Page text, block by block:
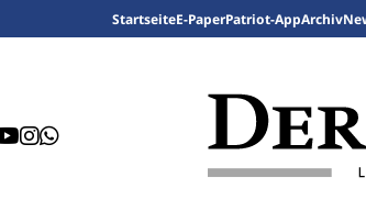
StartseiteE-PaperPatriot-AppArchiv